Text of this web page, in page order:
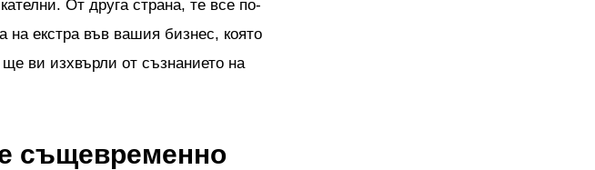
От друга страна, те все по-
на екстра във вашия бизнес, която
ви изхвърли от съзнанието на
същевременно